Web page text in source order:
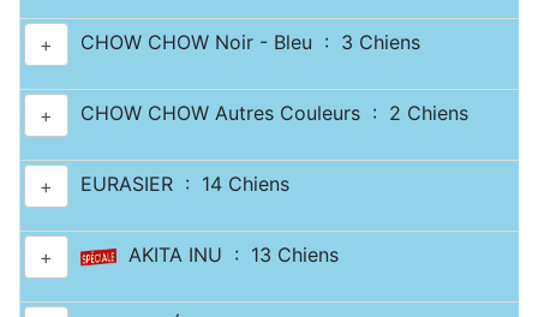
+ CHOW CHOW Noir - Bleu : 3 Chiens
+ CHOW CHOW Autres Couleurs : 2 Chiens
+ EURASIER : 14 Chiens
+ AKITA INU : 13 Chiens